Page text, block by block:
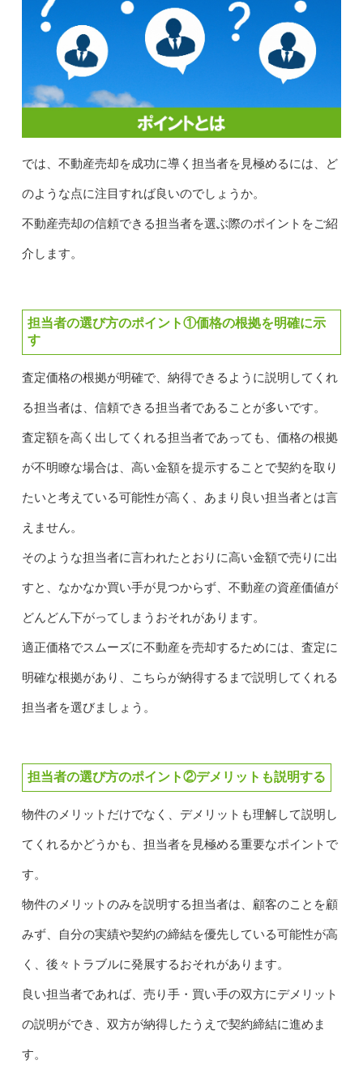
では、不動産売却を成功に導く担当者を見極めるには、ど
のような点に注目すれば良いのでしょうか。
不動産売却の信頼できる担当者を選ぶ際のポイントをご紹
介します。
担当者の選び方のポイント①価格の根拠を明確に示
す
査定価格の根拠が明確で、納得できるように説明してくれ
る担当者は、信頼できる担当者であることが多いです。
査定額を高く出してくれる担当者であっても、価格の根拠
が不明瞭な場合は、高い金額を提示することで契約を取り
たいと考えている可能性が高く、あまり良い担当者とは言
えません。
そのような担当者に言われたとおりに高い金額で売りに出
すと、なかなか買い手が見つからず、不動産の資産価値が
どんどん下がってしまうおそれがあります。
適正価格でスムーズに不動産を売却するためには、査定に
明確な根拠があり、こちらが納得するまで説明してくれる
担当者を選びましょう。
担当者の選び方のポイント②デメリットも説明する
物件のメリットだけでなく、デメリットも理解して説明し
てくれるかどうかも、担当者を見極める重要なポイントで
す。
物件のメリットのみを説明する担当者は、顧客のことを顧
みず、自分の実績や契約の締結を優先している可能性が高
く、後々トラブルに発展するおそれがあります。
良い担当者であれば、売り手・買い手の双方にデメリット
の説明ができ、双方が納得したうえで契約締結に進めま
す。